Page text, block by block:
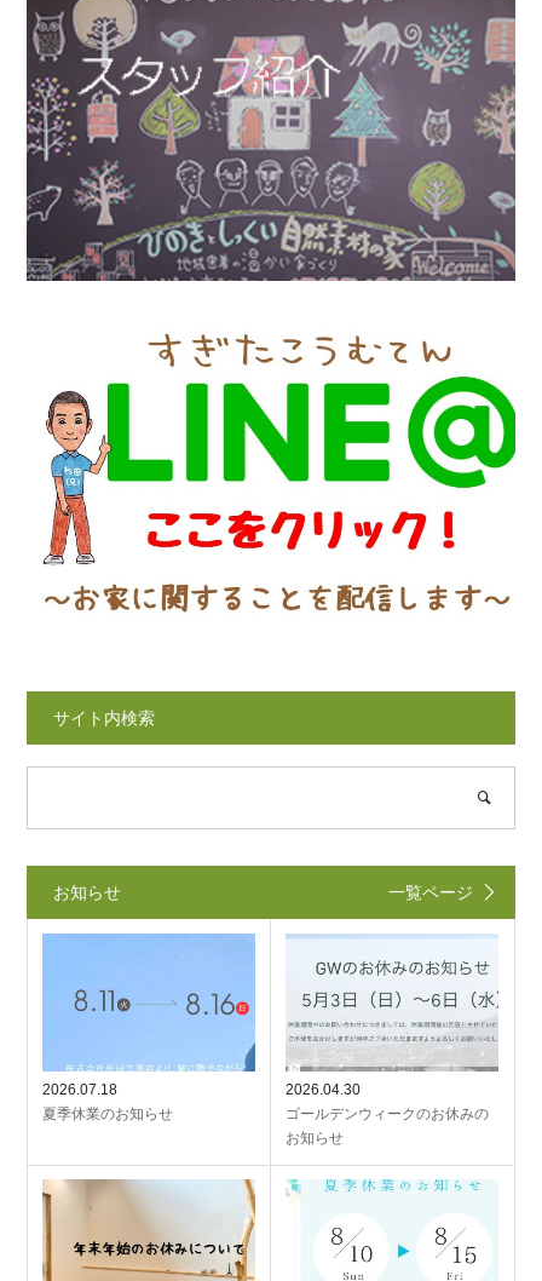
サイト内検索
お知らせ 一覧ページ
2026.07.18
夏季休業のお知らせ
2026.04.30
ゴールデンウィークのお休みの
お知らせ